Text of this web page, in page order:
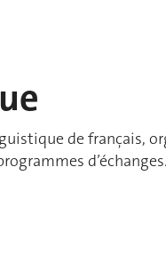
de français,